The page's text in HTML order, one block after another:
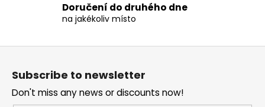
Doručení do druhého dne
na jakékoliv místo
Subscribe to newsletter
Don't miss any news or discounts now!